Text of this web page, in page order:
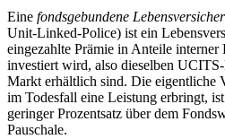
Eine fondsgebundene
Unit-Linked-Police) ist ein
eingezahlte Prämie in Anteile
investiert wird, also dieselben
Markt erhältlich sind. Die eigentliche
im Todesfall eine Leistung erbringt,
geringer Prozentsatz über dem
Pauschale.